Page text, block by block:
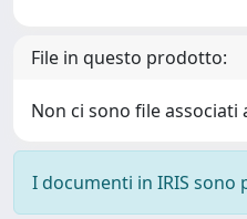
File in questo prodotto:
Non ci sono file
I documenti in IRIS